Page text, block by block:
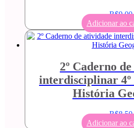
R$9,00
Adicionar ao
2º Caderno
interdisciplinar 4º
História
R$8,50
Adicionar ao